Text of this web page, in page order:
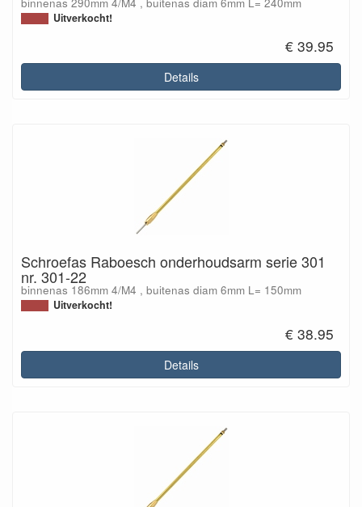
Uitverkocht!
€ 39.95
Details
Schroefas Raboesch onderhoudsarm serie 301
nr. 301-22
binnenas 186mm 4/M4 , buitenas diam 6mm L= 150mm
Uitverkocht!
€ 38.95
Details